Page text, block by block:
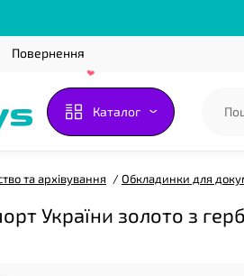
Повернення
Каталог
та архівування Обкладинки для
України золото з